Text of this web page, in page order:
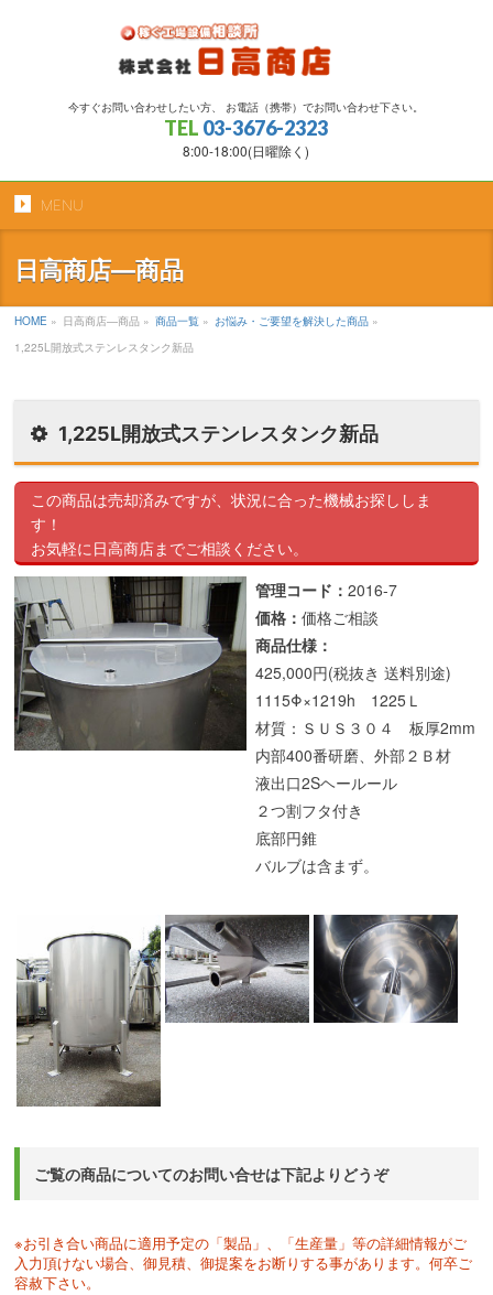
今すぐお問い合わせしたい方、 お電話（携帯）でお問い合わせ下さい。
TEL 03-3676-2323
8:00-18:00(日曜除く)
MENU
日高商店―商品
HOME » 日高商店―商品 » 商品一覧 » お悩み・ご要望を解決した商品 »
1,225L開放式ステンレスタンク新品
1,225L開放式ステンレスタンク新品
この商品は売却済みですが、状況に合った機械お探ししま
す！
お気軽に日高商店までご相談ください。
管理コード：2016-7
価格：価格ご相談
商品仕様：
425,000円(税抜き 送料別途)
1115Φ×1219h 1225Ｌ
材質：ＳＵＳ３０４ 板厚2mm
内部400番研磨、外部２Ｂ材
液出口2Sヘールール
２つ割フタ付き
底部円錐
バルブは含まず。
ご覧の商品についてのお問い合せは下記よりどうぞ
※お引き合い商品に適用予定の「製品」、「生産量」等の詳細情報がご
入力頂けない場合、御見積、御提案をお断りする事があります。何卒ご
容赦下さい。